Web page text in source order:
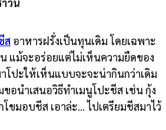
ส อาหารฝรั่งเป็นทุนเดิม โดยเฉพาะ
แม้จะอร่อยแต่ไม่เห็นความยืดของ
โปะให้เห็นแบบจะจะน่ากินกว่าเดิม
อนำเสนอวิธีทำเมนูโปะชีส เช่น กุ้ง
มอบชีส เอาล่ะ… ไปเตรียมชีสมาไว้